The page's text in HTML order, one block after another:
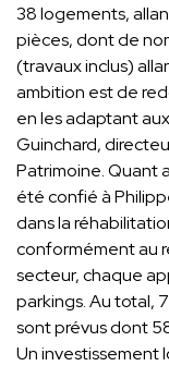
38 logements,
pièces, dont de
(travaux inclus)
ambition est de
en les adaptant
Guinchard,
Patrimoine. Quant
été confié à
dans la
conformément au
secteur, chaque
parkings. Au total,
sont prévus dont
Un investissement